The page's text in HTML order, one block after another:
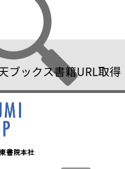
ブックス書籍URL取得
書院本社